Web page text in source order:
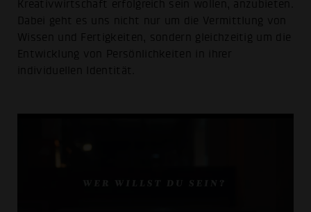
Kreativwirtschaft erfolgreich sein wollen, anzubieten.
Dabei geht es uns nicht nur um die Vermittlung von
Wissen und Fertigkeiten, sondern gleichzeitig um die
Entwicklung von Persönlichkeiten in ihrer
individuellen Identität.